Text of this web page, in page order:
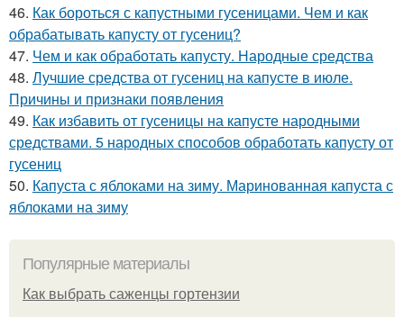
46. Как бороться с капустными гусеницами. Чем и как
обрабатывать капусту от гусениц?
47. Чем и как обработать капусту. Народные средства
48. Лучшие средства от гусениц на капусте в июле.
Причины и признаки появления
49. Как избавить от гусеницы на капусте народными
средствами. 5 народных способов обработать капусту от
гусениц
50. Капуста с яблоками на зиму. Маринованная капуста с
яблоками на зиму
Популярные материалы
Как выбрать саженцы гортензии